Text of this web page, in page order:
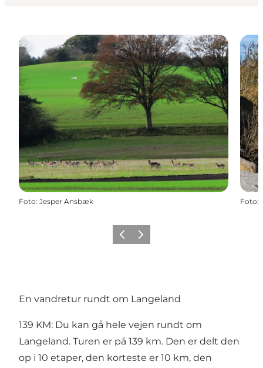
Foto: Jesper Ansbæk Foto:
ForrigeNæste
En vandretur rundt om Langeland
139 KM: Du kan gå hele vejen rundt om
Langeland. Turen er på 139 km. Den er delt den
op i 10 etaper, den korteste er 10 km, den